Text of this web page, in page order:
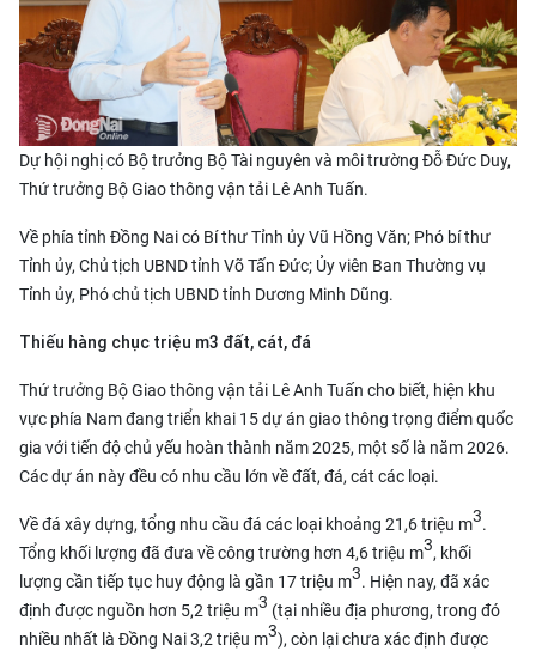
Dự hội nghị có Bộ trưởng Bộ Tài nguyên và môi trường Đỗ Đức Duy,
Thứ trưởng Bộ Giao thông vận tải Lê Anh Tuấn.
Về phía tỉnh Đồng Nai có Bí thư Tỉnh ủy Vũ Hồng Văn; Phó bí thư
Tỉnh ủy, Chủ tịch UBND tỉnh Võ Tấn Đức; Ủy viên Ban Thường vụ
Tỉnh ủy, Phó chủ tịch UBND tỉnh Dương Minh Dũng.
Thiếu hàng chục triệu m3 đất, cát, đá
Thứ trưởng Bộ Giao thông vận tải Lê Anh Tuấn cho biết, hiện khu
vực phía Nam đang triển khai 15 dự án giao thông trọng điểm quốc
gia với tiến độ chủ yếu hoàn thành năm 2025, một số là năm 2026.
Các dự án này đều có nhu cầu lớn về đất, đá, cát các loại.
Về đá xây dựng, tổng nhu cầu đá các loại khoảng 21,6 triệu m3.
Tổng khối lượng đã đưa về công trường hơn 4,6 triệu m3, khối
lượng cần tiếp tục huy động là gần 17 triệu m3. Hiện nay, đã xác
định được nguồn hơn 5,2 triệu m3 (tại nhiều địa phương, trong đó
nhiều nhất là Đồng Nai 3,2 triệu m3), còn lại chưa xác định được